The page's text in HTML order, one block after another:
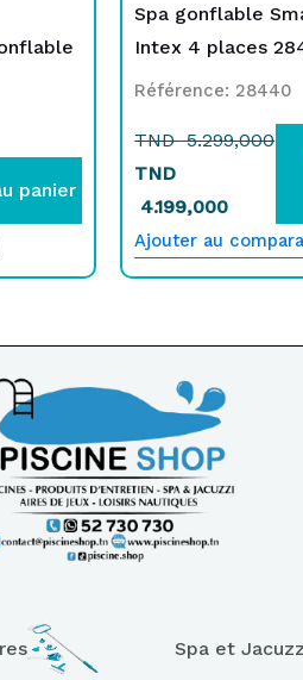
panier
Spa gonflable
Intex 4 places
Référence: 28440
TND5.299,000
TND
4.199,000
Ajouter au
Spa et